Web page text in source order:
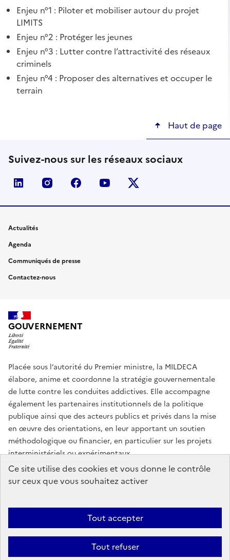
Ce site utilise des cookies et vous donne le contrôle
sur ceux que vous souhaitez activer
Tout accepter
Tout refuser
Enjeu n°1 : Piloter et mobiliser autour du projet
LIMITS
Enjeu n°2 : Protéger les jeunes
Enjeu n°3 : Lutter contre l’attractivité des réseaux
criminels
Enjeu n°4 : Proposer des alternatives et occuper le
terrain
Haut de page
Suivez-nous sur les réseaux sociaux
linkedin instagramfacebook youtube
Actualités
Agenda
Communiqués de presse
Contactez-nous
GOUVERNEMENT
Placée sous l’autorité du Premier ministre, la MILDECA
élabore, anime et coordonne la stratégie gouvernementale
de lutte contre les conduites addictives. Elle accompagne
également les partenaires institutionnels de la politique
publique ainsi que des acteurs publics et privés dans la mise
en œuvre des orientations, en leur apportant un soutien
méthodologique ou financier, en particulier sur les projets
interministériels ou expérimentaux.
info.gouv.fr
service-public.gouv.fr
Plan du site Accessibilité : partiellement conforme
Mentions légales
Gestion des cookies